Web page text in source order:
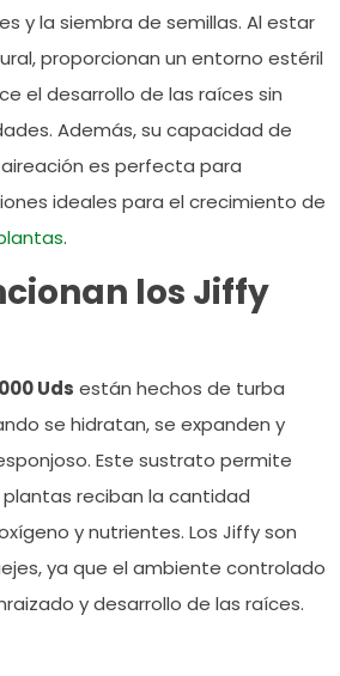
y la siembra de semillas. Al estar
proporcionan un entorno estéril
el desarrollo de las raíces sin
Además, su capacidad de
es perfecta para
ideales para el crecimiento de
.
los Jiffy
Uds están hechos de turba
se hidratan, se expanden y
Este sustrato permite
reciban la cantidad
y nutrientes. Los Jiffy son
ya que el ambiente controlado
y desarrollo de las raíces.